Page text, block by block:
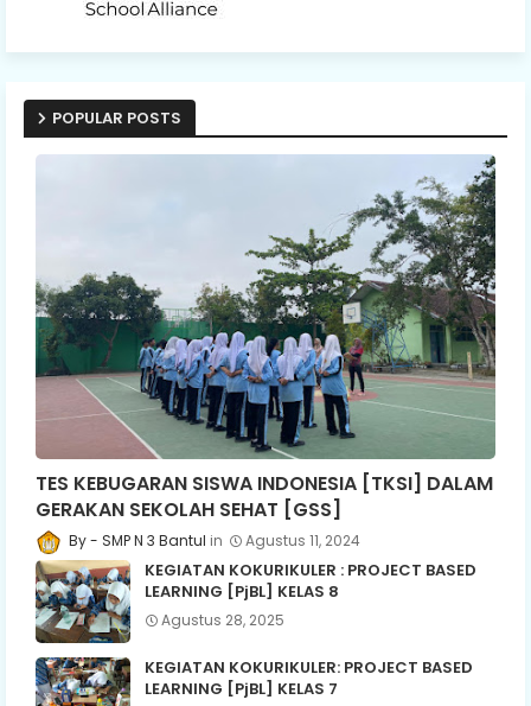
POPULAR POSTS
TES KEBUGARAN SISWA INDONESIA [TKSI] DALAM
GERAKAN SEKOLAH SEHAT [GSS]
SMP N 3 Bantul Agustus 11, 2024
KEGIATAN KOKURIKULER : PROJECT BASED
LEARNING [PjBL] KELAS 8
Agustus 28, 2025
KEGIATAN KOKURIKULER: PROJECT BASED
LEARNING [PjBL] KELAS 7